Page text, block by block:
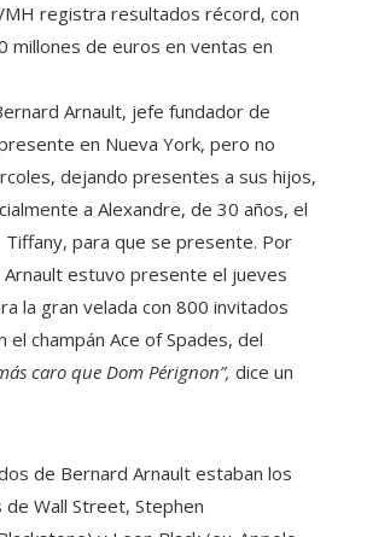
registra resultados récord, con
millones de euros en ventas en
Arnault, jefe fundador de
en Nueva York, pero no
dejando presentes a sus hijos,
a Alexandre, de 30 años, el
para que se presente. Por
Arnault estuvo presente el jueves
la gran velada con 800 invitados
el champán Ace of Spades, del
caro que Dom Pérignon”, dice un
de Bernard Arnault estaban los
de Wall Street, Stephen